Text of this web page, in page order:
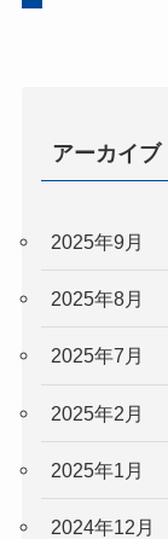
アーカイブ
2025年9月
2025年8月
2025年7月
2025年2月
2025年1月
2024年12月